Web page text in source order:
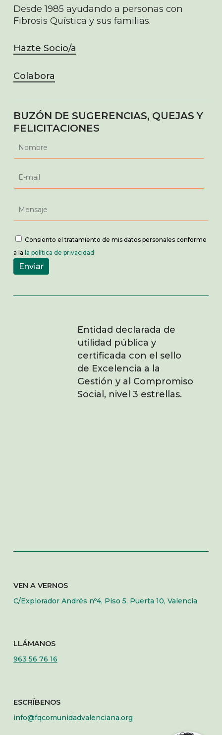
Desde 1985 ayudando a personas con
Fibrosis Quística y sus familias.
Hazte Socio/a
Colabora
BUZÓN DE SUGERENCIAS, QUEJAS Y
FELICITACIONES
Consiento el tratamiento de mis datos personales conforme
a la la política de privacidad
Entidad declarada de
utilidad pública y
certificada con el sello
de Excelencia a la
Gestión y al Compromiso
Social, nivel 3 estrellas.
VEN A VERNOS
C/Explorador Andrés nº4, Piso 5, Puerta 10, Valencia
LLÁMANOS
963 56 76 16
ESCRÍBENOS
info@fqcomunidadvalenciana.org